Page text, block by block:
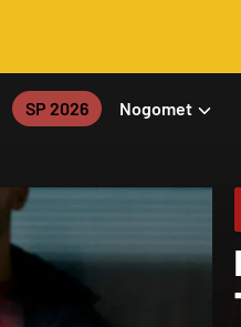
SP 2026 Nogomet